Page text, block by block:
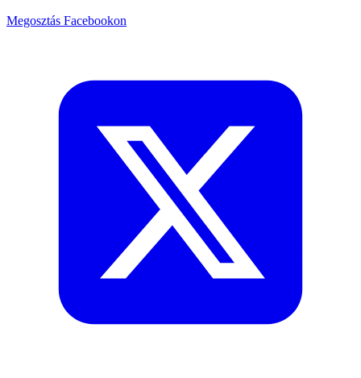
Megosztás Facebookon